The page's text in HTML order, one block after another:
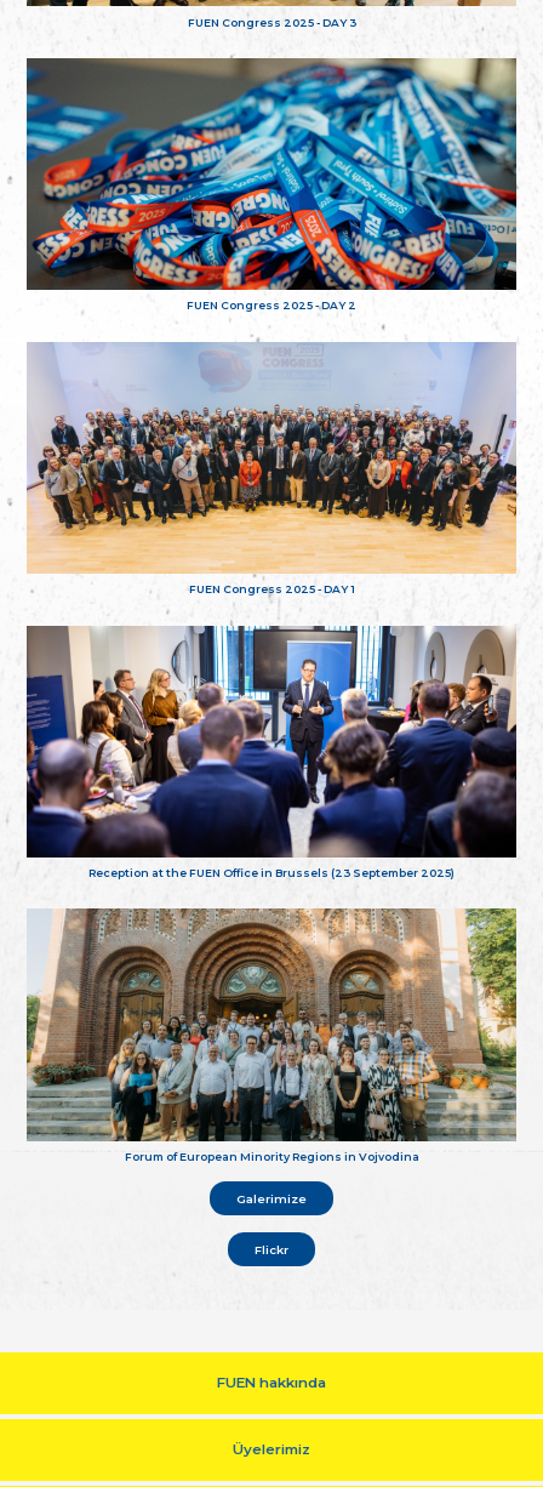
FUEN Congress 2025 - DAY 3
FUEN Congress 2025 - DAY 2
FUEN Congress 2025 - DAY 1
Reception at the FUEN Office in Brussels (23 September 2025)
Forum of European Minority Regions in Vojvodina
Galerimize
Flickr
FUEN hakkında
Üyelerimiz